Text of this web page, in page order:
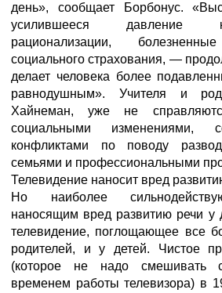
день», сообщает Борбонус.
усилившееся давление
рационализации,
социального страхования, —
делает человека более
равнодушным». Учителя и
Хайнеман, уже не
социальными изменениями,
конфликтами по поводу
семьями и профессиональными
Телевидение наносит вред
Но наиболее
наносящим вред развитию речи у
телевидение, поглощающее все
родителей, и у детей. Чистое
(которое не надо смешивать
временем работы телевизора) в